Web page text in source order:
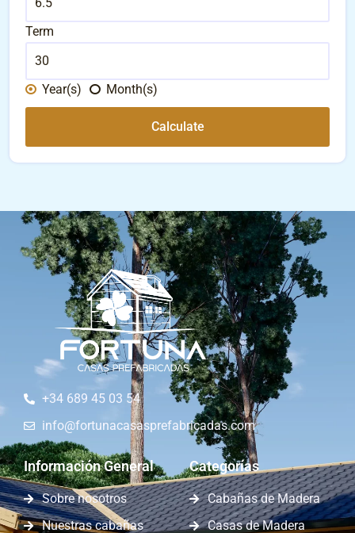
Term
Year(s) Month(s)
Calculate
+34 689 45 03 54
info@fortunacasasprefabricadas.com
Información General
Sobre nosotros
Nuestras cabañas
Categorías
Cabañas de Madera
Casas de Madera